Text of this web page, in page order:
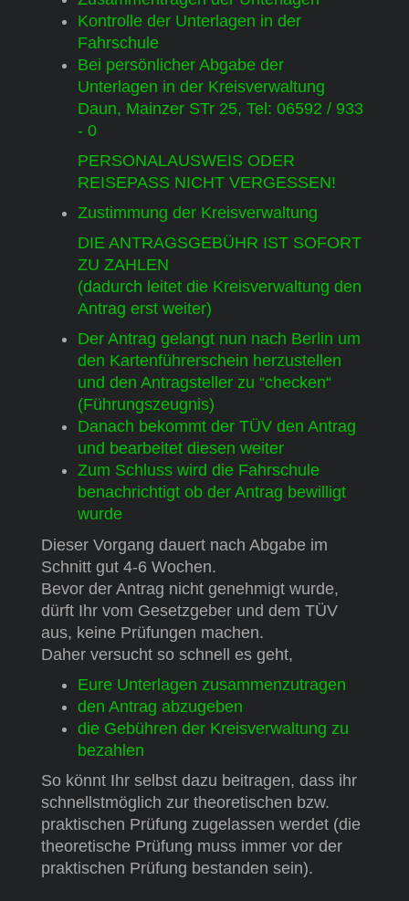
Kontrolle der Unterlagen in der
Fahrschule
Bei persönlicher Abgabe der
Unterlagen in der Kreisverwaltung
Daun, Mainzer STr 25, Tel: 06592 / 933
- 0
PERSONALAUSWEIS ODER
REISEPASS NICHT VERGESSEN!
Zustimmung der Kreisverwaltung
DIE ANTRAGSGEBÜHR IST SOFORT
ZU ZAHLEN
(dadurch leitet die Kreisverwaltung den
Antrag erst weiter)
Der Antrag gelangt nun nach Berlin um
den Kartenführerschein herzustellen
und den Antragsteller zu “checken“
(Führungszeugnis)
Danach bekommt der TÜV den Antrag
und bearbeitet diesen weiter
Zum Schluss wird die Fahrschule
benachrichtigt ob der Antrag bewilligt
wurde
Dieser Vorgang dauert nach Abgabe im
Schnitt gut 4-6 Wochen.
Bevor der Antrag nicht genehmigt wurde,
dürft Ihr vom Gesetzgeber und dem TÜV
aus, keine Prüfungen machen.
Daher versucht so schnell es geht,
Eure Unterlagen zusammenzutragen
den Antrag abzugeben
die Gebühren der Kreisverwaltung zu
bezahlen
So könnt Ihr selbst dazu beitragen, dass ihr
schnellstmöglich zur theoretischen bzw.
praktischen Prüfung zugelassen werdet (die
theoretische Prüfung muss immer vor der
praktischen Prüfung bestanden sein).